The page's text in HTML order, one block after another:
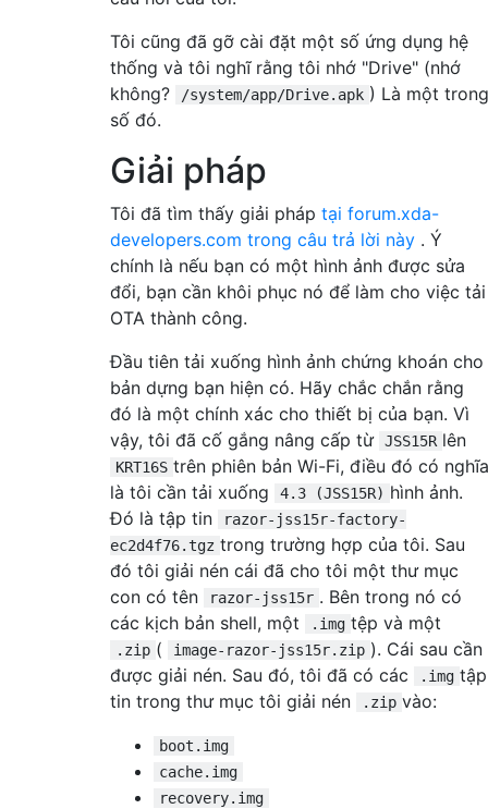
Tôi cũng đã gỡ cài đặt một số ứng dụng hệ
thống và tôi nghĩ rằng tôi nhớ "Drive" (nhớ
không?
/system/app/Drive.apk ) Là một trong
số đó.
Giải pháp
Tôi đã tìm thấy giải pháp tại forum.xda-
developers.com trong câu trả lời này . Ý
chính là nếu bạn có một hình ảnh được sửa
đổi, bạn cần khôi phục nó để làm cho việc tải
OTA thành công.
Đầu tiên tải xuống hình ảnh chứng khoán cho
bản dựng bạn hiện có. Hãy chắc chắn rằng
đó là một chính xác cho thiết bị của bạn. Vì
vậy, tôi đã cố gắng nâng cấp từ JSS15R lên
KRT16S trên phiên bản Wi-Fi, điều đó có nghĩa
là tôi cần tải xuống
4.3 (JSS15R) hình ảnh.
Đó là tập tin
razor-jss15r-factory-
ec2d4f76.tgz trong trường hợp của tôi. Sau
đó tôi giải nén cái đã cho tôi một thư mục
con có tên
razor-jss15r . Bên trong nó có
các kịch bản shell, một
.img tệp và một
.zip ( image-razor-jss15r.zip ). Cái sau cần
được giải nén. Sau đó, tôi đã có các
.img tập
tin trong thư mục tôi giải nén
.zip vào:
boot.img
cache.img
recovery.img